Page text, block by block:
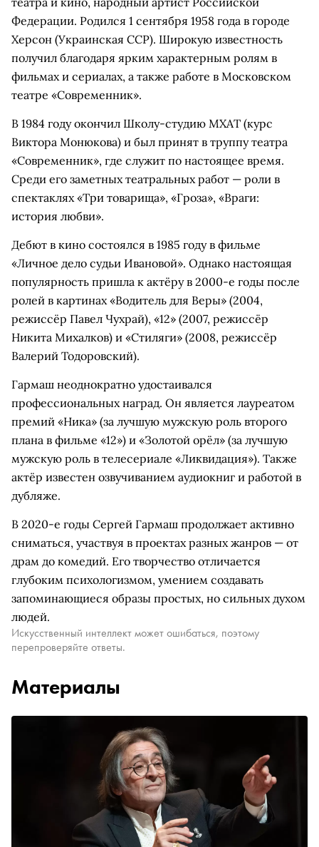
Федерации. Родился 1 сентября 1958 года в городе
Херсон (Украинская ССР). Широкую известность
получил благодаря ярким характерным ролям в
фильмах и сериалах, а также работе в Московском
театре «Современник».
В 1984 году окончил Школу-студию МХАТ (курс
Виктора Монюкова) и был принят в труппу театра
«Современник», где служит по настоящее время.
Среди его заметных театральных работ — роли в
спектаклях «Три товарища», «Гроза», «Враги:
история любви».
Дебют в кино состоялся в 1985 году в фильме
«Личное дело судьи Ивановой». Однако настоящая
популярность пришла к актёру в 2000-е годы после
ролей в картинах «Водитель для Веры» (2004,
режиссёр Павел Чухрай), «12» (2007, режиссёр
Никита Михалков) и «Стиляги» (2008, режиссёр
Валерий Тодоровский).
Гармаш неоднократно удостаивался
профессиональных наград. Он является лауреатом
премий «Ника» (за лучшую мужскую роль второго
плана в фильме «12») и «Золотой орёл» (за лучшую
мужскую роль в телесериале «Ликвидация»). Также
актёр известен озвучиванием аудиокниг и работой в
дубляже.
В 2020-е годы Сергей Гармаш продолжает активно
сниматься, участвуя в проектах разных жанров — от
драм до комедий. Его творчество отличается
глубоким психологизмом, умением создавать
запоминающиеся образы простых, но сильных духом
людей.
Искусственный интеллект может ошибаться, поэтому
перепроверяйте ответы.
Материалы